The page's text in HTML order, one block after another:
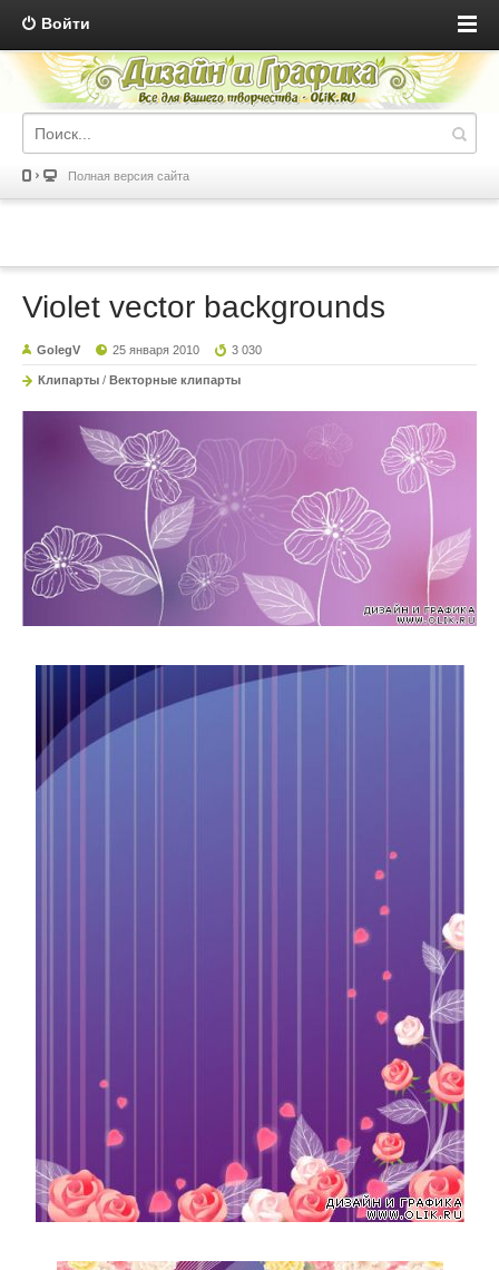
Войти
Полная версия сайта
Violet vector backgrounds
GolegV 25 января 2010 3 030
Клипарты / Векторные клипарты